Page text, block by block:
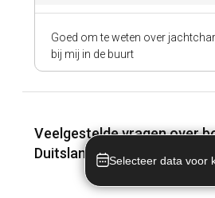
Goed om te weten over
bij mij in de buurt
Veelgestelde vragen over
Duitsland en bij mij in de buurt
Selecteer data voor